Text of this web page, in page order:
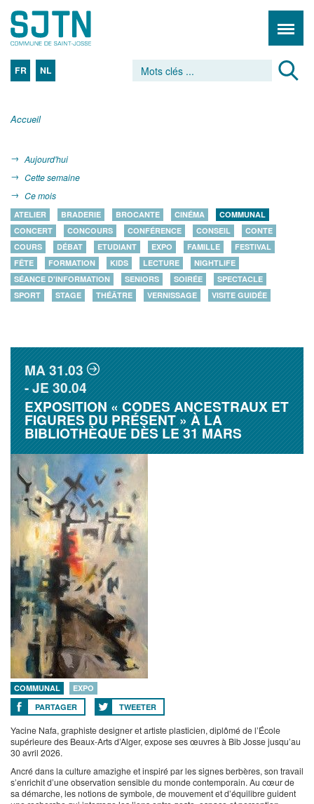
FR NL
Accueil
Aujourd'hui
Cette semaine
Ce mois
ATELIER BRADERIE BROCANTE CINÉMA
COMMUNAL
CONCERT
CONCOURS CONFÉRENCE CONSEIL
CONTE
COURS
DÉBAT ETUDIANT EXPO FAMILLE
FESTIVAL
FÊTE
FORMATION KIDS LECTURE
NIGHTLIFE
SÉANCE D'INFORMATION
SENIORS SOIRÉE
SPECTACLE
SPORT
STAGE THÉÂTRE VERNISSAGE VISITE GUIDÉE
MA31.03
JE30.04
EXPOSITION « CODES ANCESTRAUX ET
FIGURES DU PRÉSENT » À LA
BIBLIOTHÈQUE DÈS LE 31 MARS
COMMUNAL
EXPO
PARTAGER
TWEETER
Yacine Nafa, graphiste designer et artiste plasticien, diplômé de l’École
supérieure des Beaux-Arts d’Alger, expose ses œuvres à Bib Josse jusqu’au
30 avril 2026.
Ancré dans la culture amazighe et inspiré par les signes berbères, son travail
s’enrichit d’une observation sensible du monde contemporain. Au cœur de
sa démarche, les notions de symbole, de mouvement et d’équilibre guident